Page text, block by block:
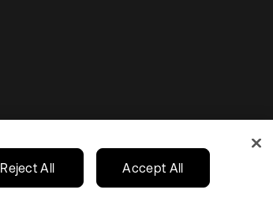
Brazil
Reject All Accept All